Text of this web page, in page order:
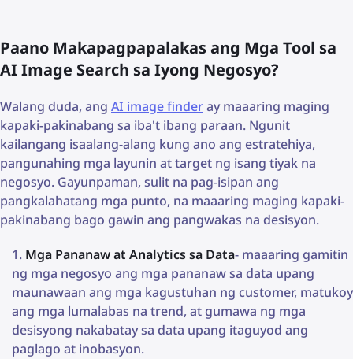
Paano Makapagpapalakas ang Mga Tool sa
AI Image Search sa Iyong Negosyo?
Walang duda, ang AI image finderay maaaring maging
kapaki-pakinabang sa iba't ibang paraan. Ngunit
kailangang isaalang-alang kung ano ang estratehiya,
pangunahing mga layunin at target ng isang tiyak na
negosyo. Gayunpaman, sulit na pag-isipan ang
pangkalahatang mga punto, na maaaring maging kapaki-
pakinabang bago gawin ang pangwakas na desisyon.
Mga Pananaw at Analytics sa Data- maaaring gamitin
ng mga negosyo ang mga pananaw sa data upang
maunawaan ang mga kagustuhan ng customer, matukoy
ang mga lumalabas na trend, at gumawa ng mga
desisyong nakabatay sa data upang itaguyod ang
paglago at inobasyon.